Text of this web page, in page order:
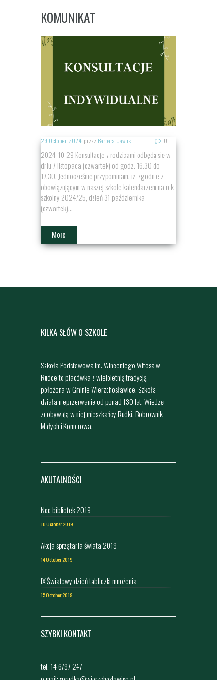
KOMUNIKAT
29 October 2024 przez Barbara Gawlik 0
2024-10-29 Konsultacje z rodzicami odbędą się w
dniu 7 listopada (czwartek) od godz. 16.30 do
17.30. Jednocześnie przypominam, iż zgodnie z
obowiązującym w naszej szkole kalendarzem na rok
szkolny 2024/25, dzień 31 października
(czwartek)...
More
KILKA SŁÓW O SZKOLE
Szkoła Podstawowa im. Wincentego Witosa w
Rudce to placówka z wieloletnią tradycją
położona w Gminie Wierzchosławice. Szkoła
działa nieprzerwanie od ponad 130 lat. Wiedzę
zdobywają w niej mieszkańcy Rudki, Bobrownik
Małych i Komorowa.
AKUTALNOŚCI
Noc bibliotek 2019
10 October 2019
Akcja sprzątania świata 2019
14 October 2019
IX Światowy dzień tabliczki mnożenia
15 October 2019
SZYBKI KONTAKT
tel. 14 6797 247